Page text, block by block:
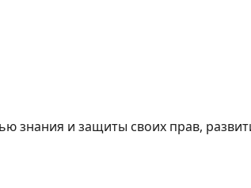
знания и защиты своих прав,